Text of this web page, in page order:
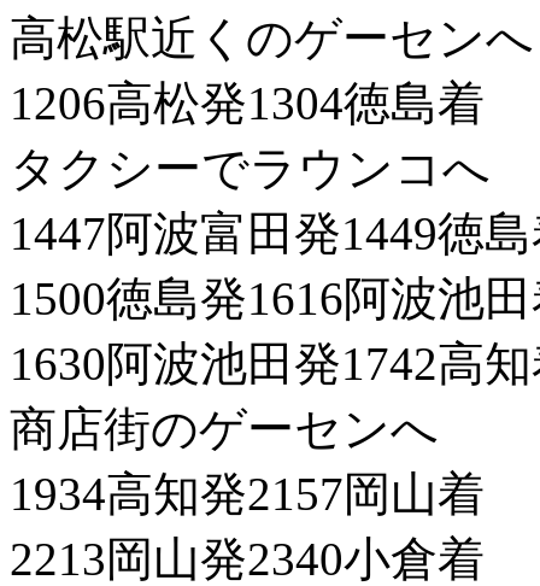
高松駅近くのゲーセンへ
1206高松発1304徳島着
タクシーでラウンコへ
1447阿波富田発1449徳
1500徳島発1616阿波池
1630阿波池田発1742高
商店街のゲーセンへ
1934高知発2157岡山着
2213岡山発2340小倉着